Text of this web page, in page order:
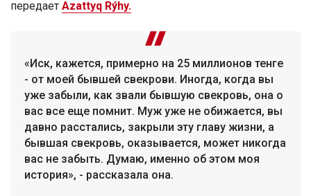
передает Azattyq Rýhy.
«Иск, кажется, примерно на 25 миллионов тенге
- от моей бывшей свекрови. Иногда, когда вы
уже забыли, как звали бывшую свекровь, она о
вас все еще помнит. Муж уже не обижается, вы
давно расстались, закрыли эту главу жизни, а
бывшая свекровь, оказывается, может никогда
вас не забыть. Думаю, именно об этом моя
история», - рассказала она.